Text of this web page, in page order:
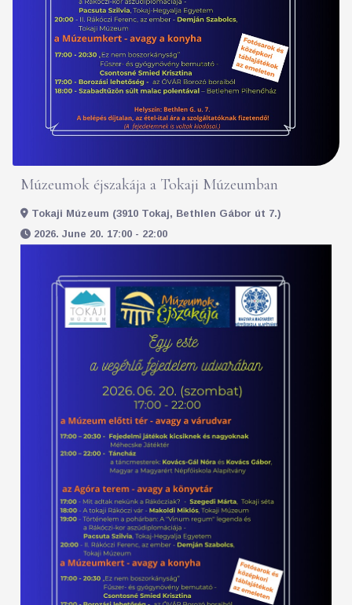
Múzeumok éjszakája a Tokaji Múzeumban
Tokaji Múzeum (3910 Tokaj, Bethlen Gábor út 7.)
2026. June 20. 17:00 - 22:00